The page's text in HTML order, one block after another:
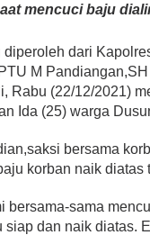
mencuci baju
diperoleh dari
M
Rabu (22/12/2021)
Ida (25) warga
bersama
korban naik
bersama-sama
siap dan naik diatas.